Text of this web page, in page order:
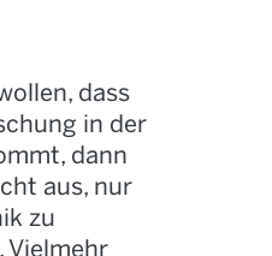
dass
in der
dann
aus, nur
zu
Vielmehr